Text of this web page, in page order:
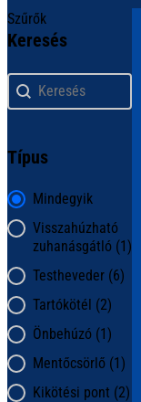
Szűrők
Keresés
Keresés
Keresés
Típus
TípusMindegyik
Visszahúzható
zuhanásgátló (1)
Testheveder (6)
Tartókötél (2)
Önbehúzó (1)
Mentőcsörlő (1)
Kikötési pont (2)